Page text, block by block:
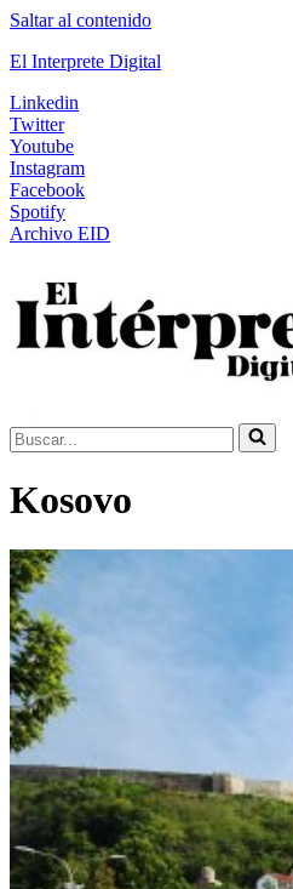
Saltar al contenido
El Interprete Digital
Linkedin
Twitter
Youtube
Instagram
Facebook
Spotify
Archivo EID
Buscar...
Kosovo